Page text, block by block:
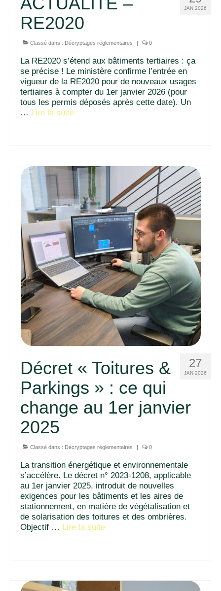
JAN 2026
RE2020
Classé dans : Décryptages réglementaires | 0
La RE2020 s’étend aux bâtiments tertiaires : ça
se précise ! Le ministère confirme l’entrée en
vigueur de la RE2020 pour de nouveaux usages
tertiaires à compter du 1er janvier 2026 (pour
tous les permis déposés après cette date). Un
… Lire la suite­­
27
JAN 2026
Décret « Toitures &
Parkings » : ce qui
change au 1er janvier
2025
Classé dans : Décryptages réglementaires | 0
La transition énergétique et environnementale
s’accélère. Le décret n° 2023-1208, applicable
au 1er janvier 2025, introduit de nouvelles
exigences pour les bâtiments et les aires de
stationnement, en matière de végétalisation et
de solarisation des toitures et des ombrières.
Objectif … Lire la suite­­